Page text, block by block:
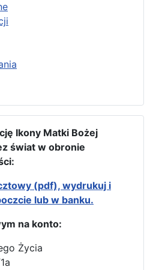
Ikony Matki Bożej
świat w obronie
(pdf), wydrukuj i
lub w banku.
na konto:
Życia